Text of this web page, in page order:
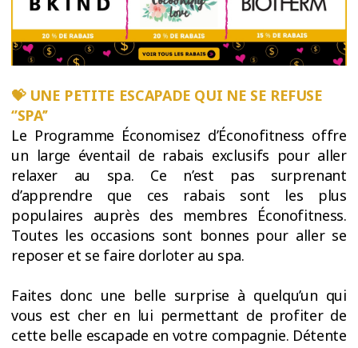
💝 UNE PETITE ESCAPADE QUI NE SE REFUSE
‘’SPA’’
Le Programme Économisez d’Éconofitness offre
un large éventail de rabais exclusifs pour aller
relaxer au spa. Ce n’est pas surprenant
d’apprendre que ces rabais sont les plus
populaires auprès des membres Éconofitness.
Toutes les occasions sont bonnes pour aller se
reposer et se faire dorloter au spa.
Faites donc une belle surprise à quelqu’un qui
vous est cher en lui permettant de profiter de
cette belle escapade en votre compagnie. Détente